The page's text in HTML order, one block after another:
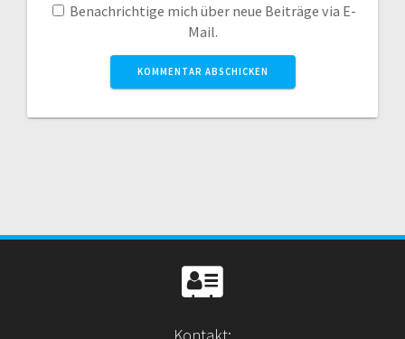
Benachrichtige mich über neue Beiträge via E-
Mail.